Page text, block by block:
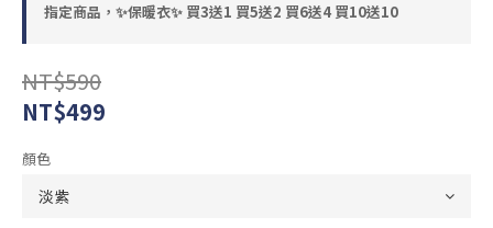
指定商品，✨保暖衣✨ 買3送1 買5送2 買6送4 買10送10
NT$590
NT$499
顏色